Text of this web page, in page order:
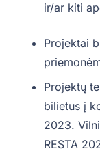
ir/ar kiti
Projektai
Projektų
bilietus į
2023.
RESTA